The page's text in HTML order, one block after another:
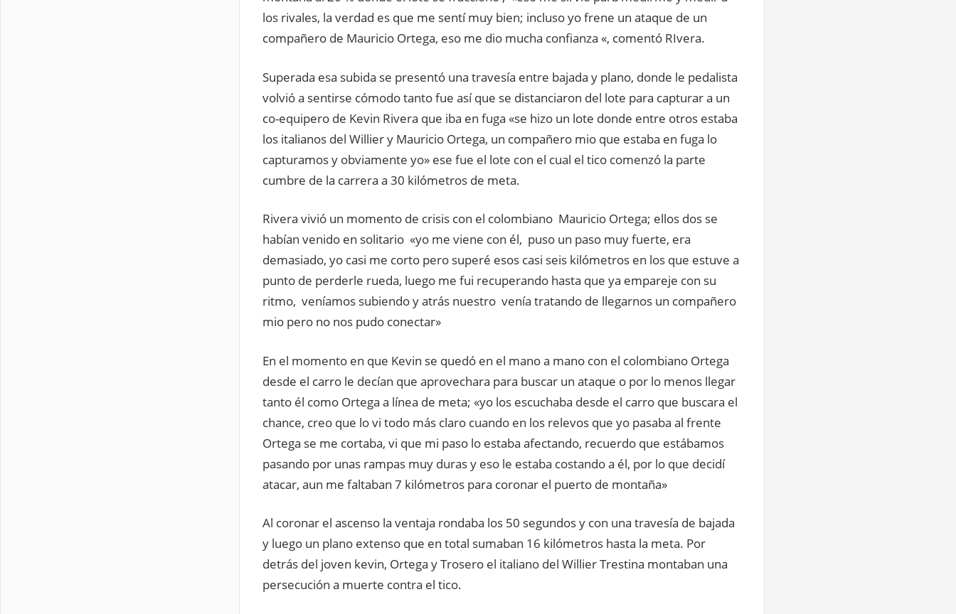
los rivales, la verdad es que me sentí muy bien; incluso yo frene un ataque de un
compañero de Mauricio Ortega, eso me dio mucha confianza «, comentó RIvera.
Superada esa subida se presentó una travesía entre bajada y plano, donde le pedalista
volvió a sentirse cómodo tanto fue así que se distanciaron del lote para capturar a un
co-equipero de Kevin Rivera que iba en fuga «se hizo un lote donde entre otros estaba
los italianos del Willier y Mauricio Ortega, un compañero mio que estaba en fuga lo
capturamos y obviamente yo» ese fue el lote con el cual el tico comenzó la parte
cumbre de la carrera a 30 kilómetros de meta.
Rivera vivió un momento de crisis con el colombiano Mauricio Ortega; ellos dos se
habían venido en solitario «yo me viene con él, puso un paso muy fuerte, era
demasiado, yo casi me corto pero superé esos casi seis kilómetros en los que estuve a
punto de perderle rueda, luego me fui recuperando hasta que ya empareje con su
ritmo, veníamos subiendo y atrás nuestro venía tratando de llegarnos un compañero
mio pero no nos pudo conectar»
En el momento en que Kevin se quedó en el mano a mano con el colombiano Ortega
desde el carro le decían que aprovechara para buscar un ataque o por lo menos llegar
tanto él como Ortega a línea de meta; «yo los escuchaba desde el carro que buscara el
chance, creo que lo vi todo más claro cuando en los relevos que yo pasaba al frente
Ortega se me cortaba, vi que mi paso lo estaba afectando, recuerdo que estábamos
pasando por unas rampas muy duras y eso le estaba costando a él, por lo que decidí
atacar, aun me faltaban 7 kilómetros para coronar el puerto de montaña»
Al coronar el ascenso la ventaja rondaba los 50 segundos y con una travesía de bajada
y luego un plano extenso que en total sumaban 16 kilómetros hasta la meta. Por
detrás del joven kevin, Ortega y Trosero el italiano del Willier Trestina montaban una
persecución a muerte contra el tico.